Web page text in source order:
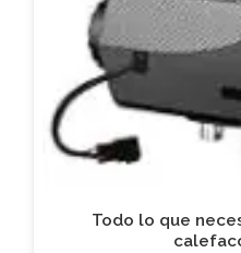
Todo lo que